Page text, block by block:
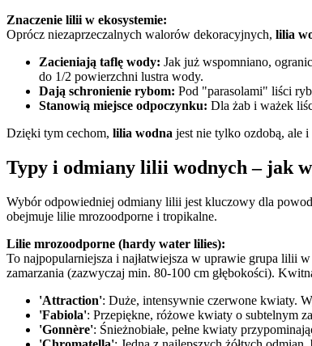
Znaczenie lilii w ekosystemie:
Oprócz niezaprzeczalnych walorów dekoracyjnych, lilia
Zacieniają taflę wody: Jak już wspomniano,
do 1/2 powierzchni lustra wody.
Dają schronienie rybom: Pod "parasolami" liści
Stanowią miejsce odpoczynku: Dla żab i ważek
Dzięki tym cechom, lilia wodna jest nie tylko ozdobą, ale
Typy i odmiany lilii wodnych – jak
Wybór odpowiedniej odmiany lilii jest kluczowy dla
obejmuje lilie mrozoodporne i tropikalne.
Lilie mrozoodporne (hardy water lilies):
To najpopularniejsza i najłatwiejsza w uprawie grupa lilii
zamarzania (zazwyczaj min. 80-100 cm głębokości).
'Attraction': Duże, intensywnie czerwone kwiaty.
'Fabiola': Przepiękne, różowe kwiaty o subtelnym
'Gonnère': Śnieżnobiałe, pełne kwiaty